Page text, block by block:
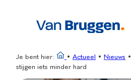
Je bent hier: • Actueel • Nieuws •
stijgen iets minder hard